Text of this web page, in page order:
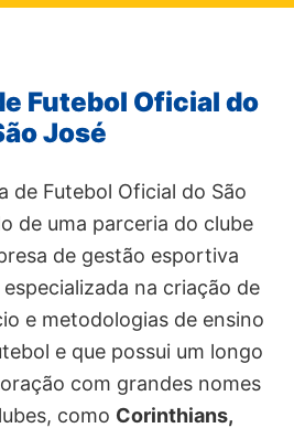
Futebol Oficial do
José
de Futebol Oficial do São
de uma parceria do clube
de gestão esportiva
na criação de
e metodologias de ensino
e que possui um longo
com grandes nomes
como Corinthians,